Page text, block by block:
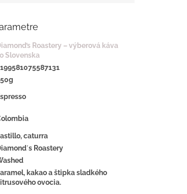
Roastery – výberová káva
Slovenska
caturra
Roastery
kakao a štipka sladkého
ovocia.